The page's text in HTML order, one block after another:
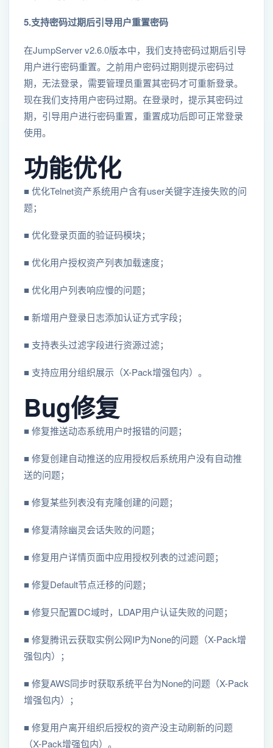
5.支持密码过期后引导用户重置密码
在JumpServer v2.6.0版本中，我们支持密码过期后引导
用户进行密码重置。之前用户密码过期则提示密码过
期，无法登录，需要管理员重置其密码才可重新登录。
现在我们支持用户密码过期。在登录时，提示其密码过
期，引导用户进行密码重置，重置成功后即可正常登录
使用。
功能优化
■ 优化Telnet资产系统用户含有user关键字连接失败的问
题；
■ 优化登录页面的验证码模块；
■ 优化用户授权资产列表加载速度；
■ 优化用户列表响应慢的问题；
■ 新增用户登录日志添加认证方式字段；
■ 支持表头过滤字段进行资源过滤；
■ 支持应用分组织展示（X-Pack增强包内）。
Bug修复
■ 修复推送动态系统用户时报错的问题；
■ 修复创建自动推送的应用授权后系统用户没有自动推
送的问题；
■ 修复某些列表没有克隆创建的问题；
■ 修复清除幽灵会话失败的问题；
■ 修复用户详情页面中应用授权列表的过滤问题；
■ 修复Default节点迁移的问题；
■ 修复只配置DC域时，LDAP用户认证失败的问题；
■ 修复腾讯云获取实例公网IP为None的问题（X-Pack增
强包内）；
■ 修复AWS同步时获取系统平台为None的问题（X-Pack
增强包内）；
■ 修复用户离开组织后授权的资产没主动刷新的问题
（X-Pack增强包内）。